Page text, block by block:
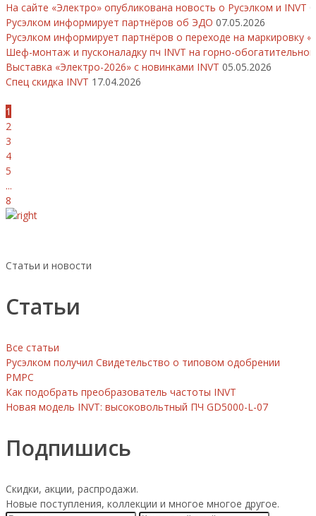
На сайте «Электро» опубликована новость о Русэлком и INVT
Русэлком информирует партнёров об ЭДО 07.05.2026
Русэлком информирует партнёров о переходе на маркировку
Шеф-монтаж и пусконаладку пч INVT на горно-
Выставка «Электро-2026» с новинками INVT 05.05.2026
Cпец скидка INVT 17.04.2026
1
2
3
4
5
...
8
Статьи и новости
Статьи
Все статьи
Русэлком получил Свидетельство о типовом одобрении
РМРС
Как подобрать преобразователь частоты INVT
Новая модель INVT: высоковольтный ПЧ GD5000-L-07
Подпишись
Скидки, акции, распродажи.
Новые поступления, коллекции и многое многое другое.